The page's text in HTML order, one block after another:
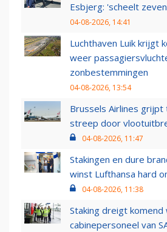
Esbjerg: 'scheelt
04-08-2026, 14:41
Luchthaven Luik krijgt
weer
zonbestemmingen
04-08-2026, 13:54
Brussels Airlines grijpt
streep door
04-08-2026, 11:47
Stakingen en dure
winst Lufthansa hard
04-08-2026, 11:38
Staking dreigt komend
cabinepersoneel van